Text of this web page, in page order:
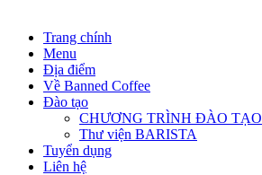
Trang chính
Menu
Địa điểm
Về Banned Coffee
Đào tạo
CHƯƠNG TRÌNH ĐÀO TẠO
Thư viện BARISTA
Tuyển dụng
Liên hệ